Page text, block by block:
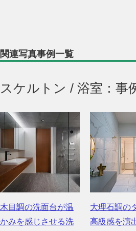
関連写真事例一覧
スケルトン / 浴室：事
木目調の洗面台が温
かみを感じさせる洗
大理石調の
高級感を演